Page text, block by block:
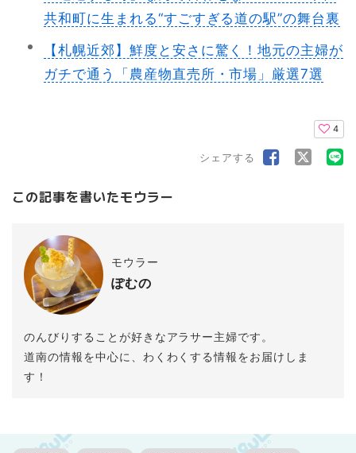
共和町に生まれる“すごすぎる道の駅”の舞台裏
【札幌近郊】鮮度と安さに驚く！地元の主婦が
ガチで通う「農産物直売所・市場」厳選7選
4
シェアする
この記事を書いたモウラー
モウラー
ぽむの
のんびりすることが好きなアラサー主婦です。
道南の情報を中心に、わくわくする情報をお届けしま
す！